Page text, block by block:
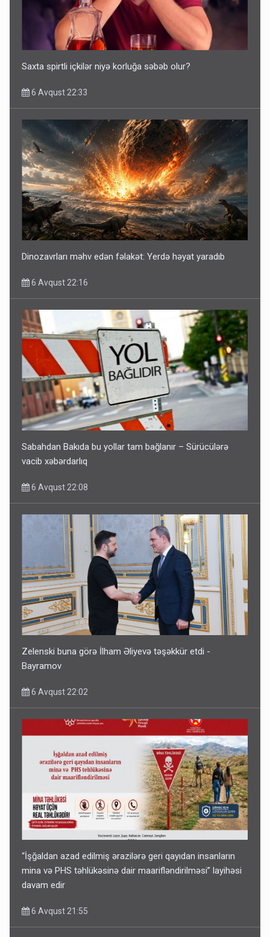
Saxta spirtli içkilər niyə korluğa səbəb olur?
6 Avqust 22:33
Dinozavrları məhv edən fəlakət: Yerdə həyat yaradıb
6 Avqust 22:16
Sabahdan Bakıda bu yollar tam bağlanır – Sürücülərə
vacib xəbərdarlıq
6 Avqust 22:08
Zelenski buna görə İlham Əliyevə təşəkkür etdi -
Bayramov
6 Avqust 22:02
“İşğaldan azad edilmiş ərazilərə geri qayıdan insanların
mina və PHS təhlükəsinə dair maarifləndirilməsi” layihəsi
davam edir
6 Avqust 21:55